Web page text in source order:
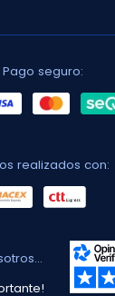
Pago seguro:
realizados con: